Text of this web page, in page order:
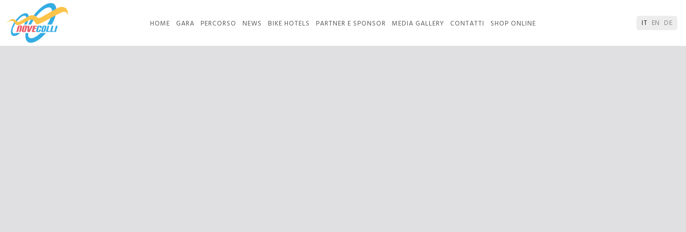
HOME GARA PERCORSO NEWS BIKE HOTELS PARTNER E SPONSOR MEDIA GALLERY CONTATTI SHOP ONLINE IT EN DE